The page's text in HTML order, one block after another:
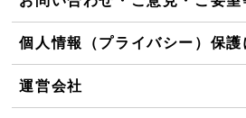
個人情報（プライバシー）保護
運営会社